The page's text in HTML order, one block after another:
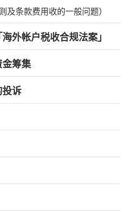
及条款费用收的一般问题）
外帐户税收合规法案」
金筹集
投诉